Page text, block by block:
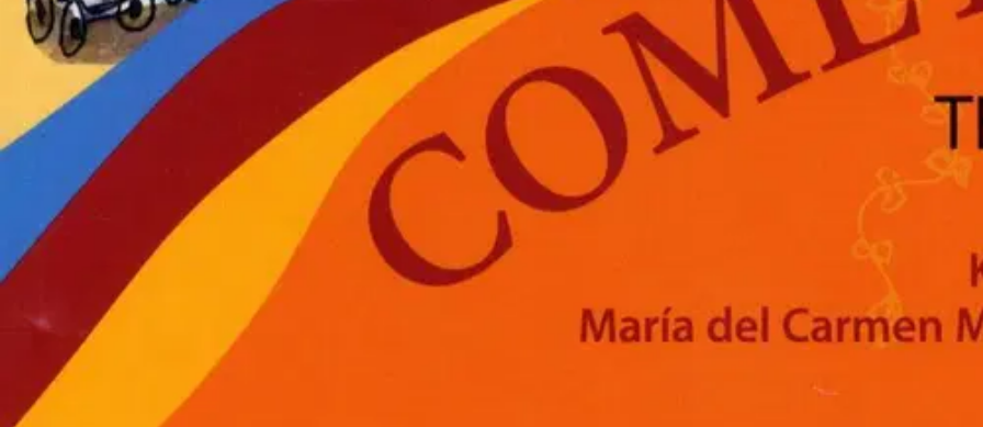
Ilmainen palautus 30 päivää.*
Nouto myymälästä ilman toimituskuluja.
Asiakasomistajalle Bonusta jopa 5 %.*
Verkkokauppa
Ohjeet
Ensitilaajan pikaopas
Myymälänouto
Palautukset
Reklamaatio
Takuu ja huolto
Toimitustavat
Maksutavat
Asennuspalvelut
Tilaus- ja toimitusehdot